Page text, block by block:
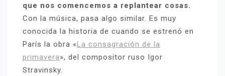
que nos comencemos a replantear cosas.
Con la música, pasa algo similar. Es muy
conocida la historia de cuando se estrenó en
París la obra « La consagración de la
primavera», del compositor ruso Igor
Stravinsky.